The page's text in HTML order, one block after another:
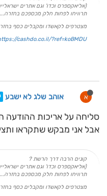
(אליאקספרס וכדו' וגם אתרים
תרוויחו לפחות חלק מכספכם בחזרה...
מצטרפים לקאשדו ומקבלים כסף
cashdo.co.il/?ref=koBMDU
א אוהב שלג לא ישבע
סליחה על אריכות ההודעה
אבל אני מבקש שתקראו
קונים הרבה דרך הרשת ?
(אליאקספרס וכדו' וגם אתרים
תרוויחו לפחות חלק מכספכם בחזרה...
מצטרפים לקאשדו ומקבלים כסף